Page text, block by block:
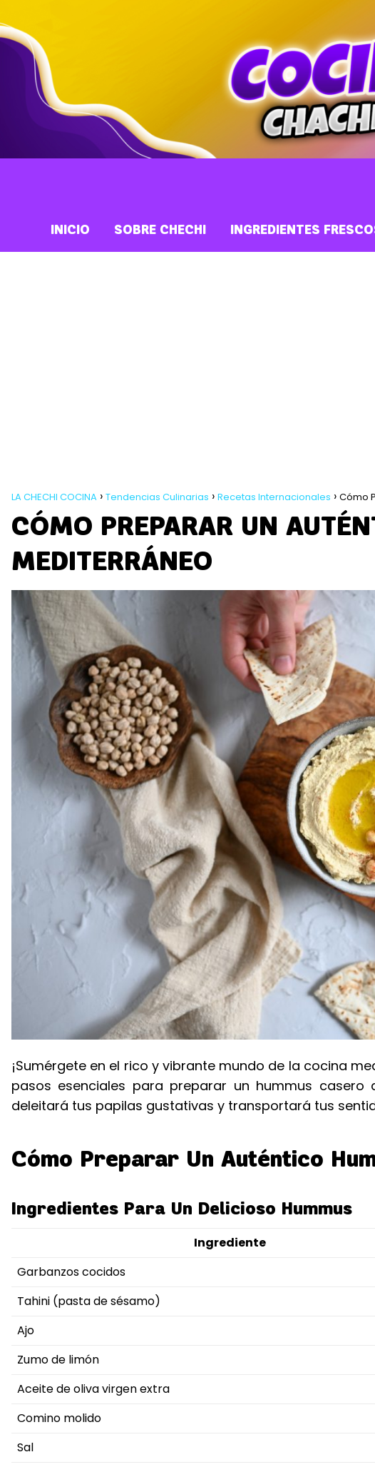
INICIO SOBRE CHECHI INGREDIENTES
LA CHECHI COCINA Tendencias Culinarias Recetas Internacionales Cómo
CÓMO PREPARAR UN
MEDITERRÁNEO
¡Sumérgete en el rico y vibrante mundo de la cocina
pasos esenciales para preparar un hummus
deleitará tus papilas gustativas y transportará tus
Cómo Preparar Un Auténtico
Ingredientes Para Un Delicioso Hummus
Ingrediente
Garbanzos cocidos
Tahini (pasta de sésamo)
Ajo
Zumo de limón
Aceite de oliva virgen extra
Comino molido
Sal